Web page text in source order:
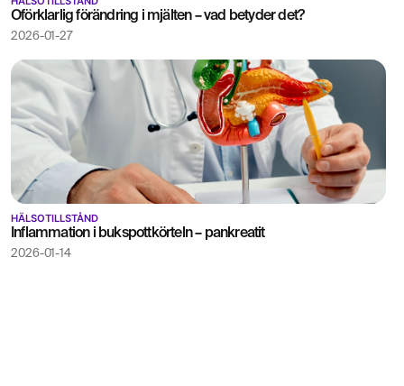
Oförklarlig förändring i mjälten – vad betyder det?
2026-01-27
HÄLSOTILLSTÅND
Inflammation i bukspottkörteln – pankreatit
2026-01-14